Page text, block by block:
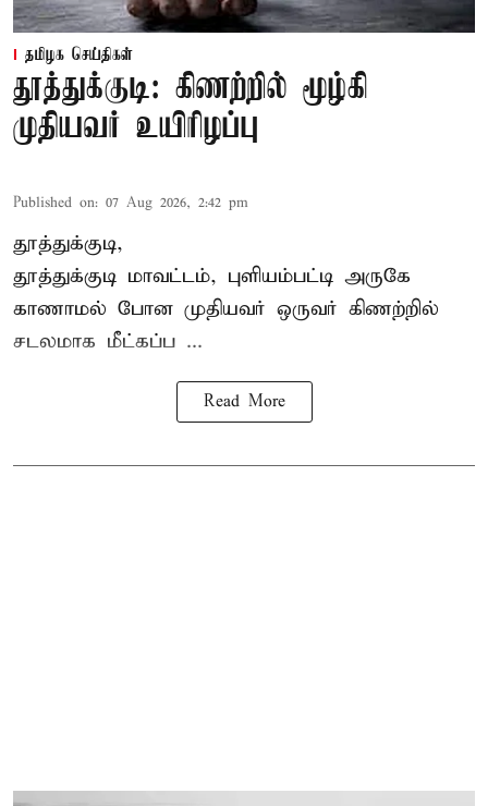
தமிழக செய்திகள்
தூத்துக்குடி: கிணற்றில் மூழ்கி
முதியவர் உயிரிழப்பு
Published on: 07 Aug 2026, 2:42 pm
தூத்துக்குடி,
தூத்துக்குடி மாவட்டம், புளியம்பட்டி அருகே
காணாமல் போன முதியவர் ஒருவர் கிணற்றில்
சடலமாக மீட்கப்ப ...
Read More